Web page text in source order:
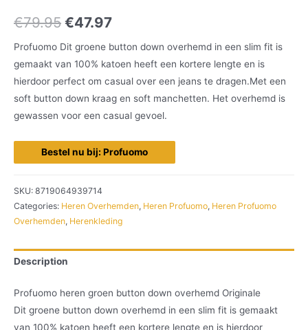
€79.95 €47.97
Profuomo Dit groene button down overhemd in een slim fit is
gemaakt van 100% katoen heeft een kortere lengte en is
hierdoor perfect om casual over een jeans te dragen.Met een
soft button down kraag en soft manchetten. Het overhemd is
gewassen voor een casual gevoel.
Bestel nu bij: Profuomo
SKU: 8719064939714
Categories: Heren Overhemden, Heren Profuomo, Heren Profuomo
Overhemden, Herenkleding
Description
Profuomo heren groen button down overhemd Originale
Dit groene button down overhemd in een slim fit is gemaakt
van 100% katoen heeft een kortere lengte en is hierdoor